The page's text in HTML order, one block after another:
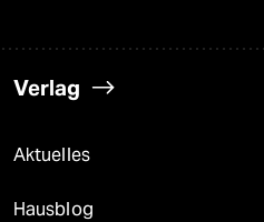
Verlag
Aktuelles
Hausblog